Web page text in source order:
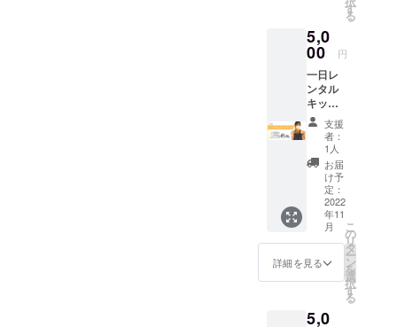
※実施場
の交通
費は支
の負担
になり
ます ※
駐車ス
ペース
あり ※
最寄
駅：JR
飯田線
下地駅
ン１斤
18.5×9.
5×h9 発
送は
クール
便でお
届けし
ます 解
凍後、
すぐに
食べて
くださ
い（取
りに来
ていた
だいて
もOK）
の食品
す
る
5,0
00 円
一日レ
ンタル
キッチ
ン利用
チケッ
ト ※日
程は後
日、
メール
で相談
くださ
い。 ※
チケッ
ト有効
期限：
日〜
支援
者：
1人
お届
け予
定：
2022
年11
月
詳細を見る
こ
の
リ
タ
ー
ン
を
選
択
す
る
5,0